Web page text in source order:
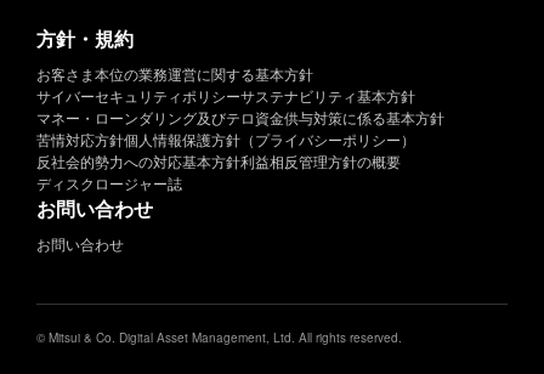
方針・規約
お客さま本位の業務運営に関する基本方針
サイバーセキュリティポリシーサステナビリティ基本方針
マネー・ローンダリング及びテロ資金供与対策に係る基本方針
苦情対応方針個人情報保護方針（プライバシーポリシー）
反社会的勢力への対応基本方針利益相反管理方針の概要
ディスクロージャー誌
お問い合わせ
お問い合わせ
© Mitsui & Co. Digital Asset Management, Ltd. All rights reserved.